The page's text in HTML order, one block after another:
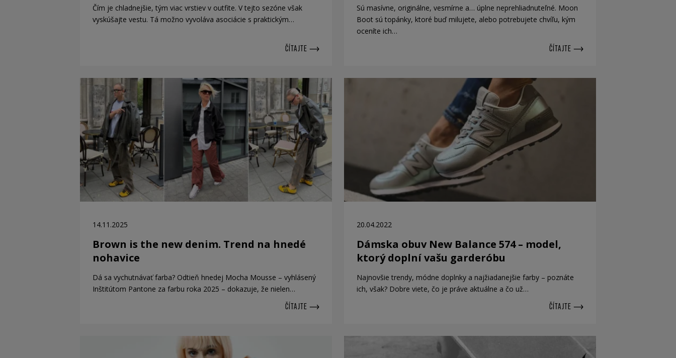
Čím je chladnejšie, tým viac vrstiev v outfite. V tejto sezóne však
vyskúšajte vestu. Tá možno vyvoláva asociácie s praktickým…
ČÍTAJTE
Sú masívne, originálne, vesmírne a… úplne neprehliadnuteľné. Moon
Boot sú topánky, ktoré buď milujete, alebo potrebujete chvíľu, kým
oceníte ich…
ČÍTAJTE
14.11.2025
Brown is the new denim. Trend na hnedé
nohavice
Dá sa vychutnávať farba? Odtieň hnedej Mocha Mousse – vyhlásený
Inštitútom Pantone za farbu roka 2025 – dokazuje, že nielen…
ČÍTAJTE
20.04.2022
Dámska obuv New Balance 574 – model,
ktorý doplní vašu garderóbu
Najnovšie trendy, módne doplnky a najžiadanejšie farby – poznáte
ich, však? Dobre viete, čo je práve aktuálne a čo už…
ČÍTAJTE